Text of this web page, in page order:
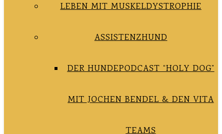
LEBEN MIT MUSKELDYSTROPHIE
ASSISTENZHUND
DER HUNDEPODCAST “HOLY DOG”
MIT JOCHEN BENDEL & DEN VITA
TEAMS